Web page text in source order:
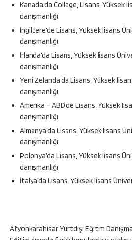
Kanada’da College, Lisans, Yüksek
danışmanlığı
İngiltere’de Lisans, Yüksek lisans
danışmanlığı
İrlanda’da Lisans, Yüksek lisans
danışmanlığı
Yeni Zelanda’da Lisans, Yüksek
danışmanlığı
Amerika – ABD’de Lisans, Yüksek
danışmanlığı
Almanya’da Lisans, Yüksek lisans
danışmanlığı
Polonya’da Lisans, Yüksek lisans
danışmanlığı
İtalya’da Lisans, Yüksek lisans
Afyonkarahisar Yurtdışı Eğitim